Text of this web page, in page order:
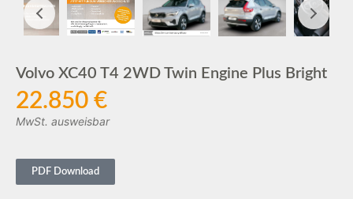
Volvo XC40 T4 2WD Twin Engine Plus Bright
22.850 €
MwSt. ausweisbar
PDF Download